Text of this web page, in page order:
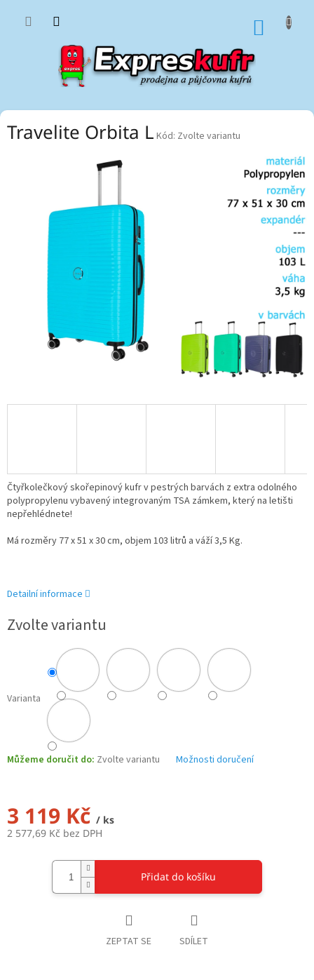
Travelite Orbita L Kód: Zvolte variantu
3 119 Kč / ks
2 577,69 Kč bez DPH
Zvolte variantu
Varianta
Můžeme doručit do: Zvolte variantu Možnosti doručení
Přidat do košíku
Čtyřkolečkový skořepinový kufr v pestrých barvách z extra odolného
polypropylenu vybavený integrovaným TSA zámkem, který na letišti
nepřehlédnete!
Má rozměry 77 x 51 x 30 cm, objem 103 litrů a váží 3,5 Kg.
Detailní informace
ZEPTAT SE SDÍLET